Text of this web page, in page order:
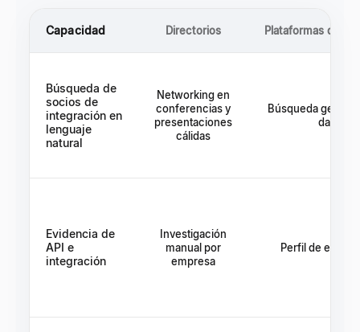
Capacidad Directorios Plataformas de
Búsqueda de
socios de
integración en
lenguaje
natural
Networking en
conferencias y
presentaciones
cálidas
Búsqueda
datos
Evidencia de
API e
integración
Investigación
manual por
empresa
Perfil de